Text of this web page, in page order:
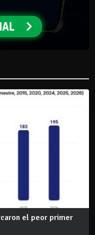
el peor primer